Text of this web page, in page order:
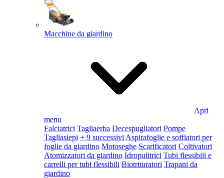
Macchine da giardino
Apri
menu
Falciatrici Tagliaerba Decespugliatori Pompe
Tagliasiepi + 9 successivi Aspirafoglie e soffiatori per
foglie da giardino Motoseghe Scarificatori Coltivatori
Atomizzatori da giardino Idropulitrici Tubi flessibili e
carrelli per tubi flessibili Biotrituratori Trapani da
giardino